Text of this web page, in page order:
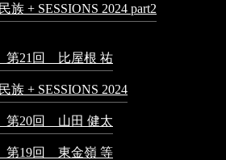
族 + SESSIONS 2024 part2
第21回 比屋根 祐
族 + SESSIONS 2024
第20回 山田 健太
第19回 東金嶺 等